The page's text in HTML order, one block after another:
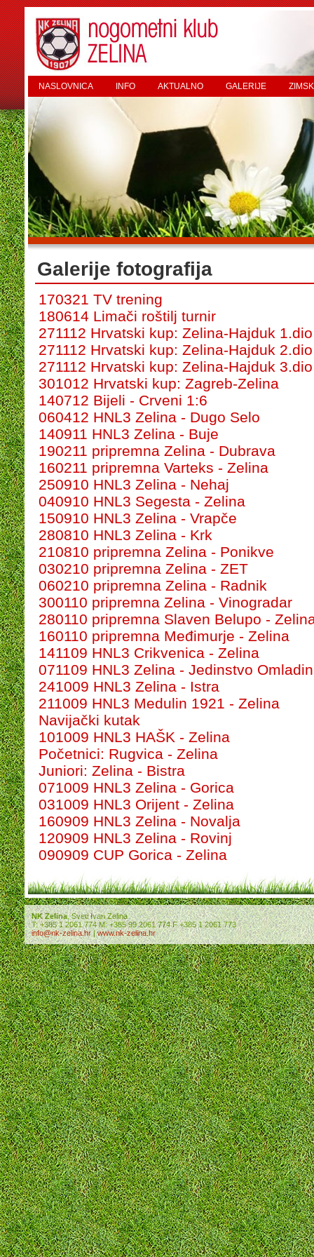
NASLOVNICA INFO AKTUALNO GALERIJE
Galerije fotografija
170321 TV trening
180614 Limači roštilj turnir
271112 Hrvatski kup: Zelina-Hajduk 1.dio
271112 Hrvatski kup: Zelina-Hajduk 2.dio
271112 Hrvatski kup: Zelina-Hajduk 3.dio
301012 Hrvatski kup: Zagreb-Zelina
140712 Bijeli - Crveni 1:6
060412 HNL3 Zelina - Dugo Selo
140911 HNL3 Zelina - Buje
190211 pripremna Zelina - Dubrava
160211 pripremna Varteks - Zelina
250910 HNL3 Zelina - Nehaj
040910 HNL3 Segesta - Zelina
150910 HNL3 Zelina - Vrapče
280810 HNL3 Zelina - Krk
210810 pripremna Zelina - Ponikve
030210 pripremna Zelina - ZET
060210 pripremna Zelina - Radnik
300110 pripremna Zelina - Vinogradar
280110 pripremna Slaven Belupo -
160110 pripremna Međimurje - Zelina
141109 HNL3 Crikvenica - Zelina
071109 HNL3 Zelina - Jedinstvo
241009 HNL3 Zelina - Istra
211009 HNL3 Medulin 1921 - Zelina
Navijački kutak
101009 HNL3 HAŠK - Zelina
Početnici: Rugvica - Zelina
Juniori: Zelina - Bistra
071009 HNL3 Zelina - Gorica
031009 HNL3 Orijent - Zelina
160909 HNL3 Zelina - Novalja
120909 HNL3 Zelina - Rovinj
090909 CUP Gorica - Zelina
NK Zelina, Sveti Ivan Zelina
T: +385 1 2061 774 M: +385 99 2061 774 F +385 1 2061 773
info@nk-zelina.hr|www.nk-zelina.hr